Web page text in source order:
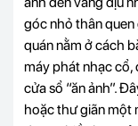
góc nhỏ thân
quán nằm ở cách
máy phát nhạc cổ,
cửa sổ “ăn ảnh”.
hoặc thư giãn một